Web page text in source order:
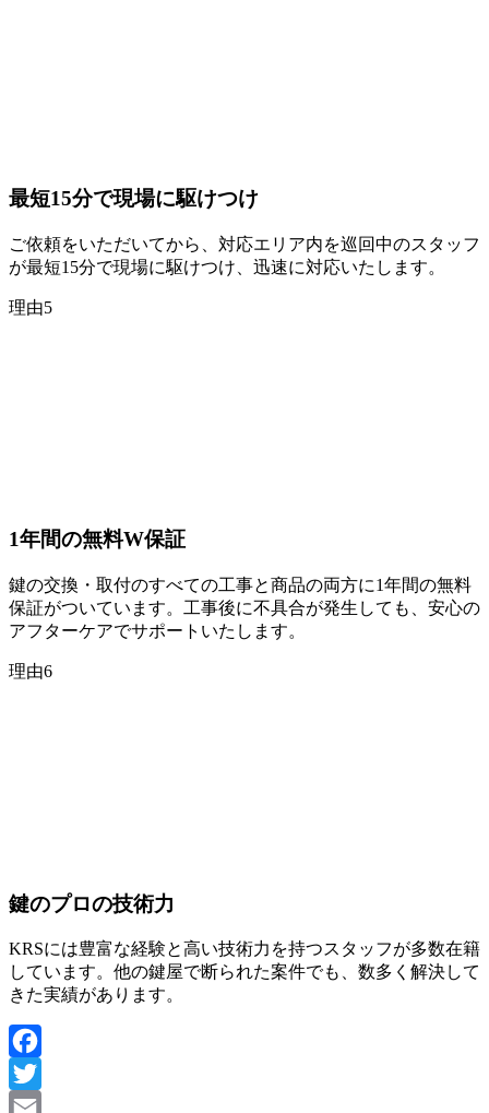
最短15分で現場に駆けつけ
ご依頼をいただいてから、対応エリア内を巡回中のスタッフ
が最短15分で現場に駆けつけ、迅速に対応いたします。
理由5
1年間の無料W保証
鍵の交換・取付のすべての工事と商品の両方に1年間の無料
保証がついています。工事後に不具合が発生しても、安心の
アフターケアでサポートいたします。
理由6
鍵のプロの技術力
KRSには豊富な経験と高い技術力を持つスタッフが多数在籍
しています。他の鍵屋で断られた案件でも、数多く解決して
きた実績があります。
Facebook
Twitter